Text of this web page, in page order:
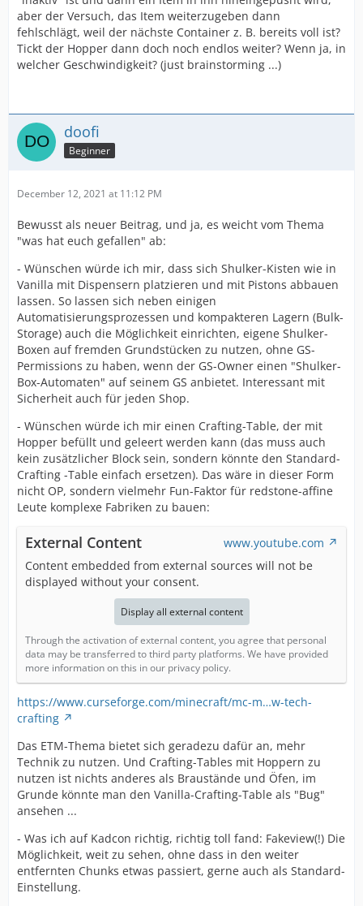
aber der Versuch, das Item weiterzugeben dann
fehlschlägt, weil der nächste Container z. B. bereits voll ist?
Tickt der Hopper dann doch noch endlos weiter? Wenn ja, in
welcher Geschwindigkeit? (just brainstorming ...)
doofi
Beginner
December 12, 2021 at 11:12 PM
Bewusst als neuer Beitrag, und ja, es weicht vom Thema
"was hat euch gefallen" ab:
- Wünschen würde ich mir, dass sich Shulker-Kisten wie in
Vanilla mit Dispensern platzieren und mit Pistons abbauen
lassen. So lassen sich neben einigen
Automatisierungsprozessen und kompakteren Lagern (Bulk-
Storage) auch die Möglichkeit einrichten, eigene Shulker-
Boxen auf fremden Grundstücken zu nutzen, ohne GS-
Permissions zu haben, wenn der GS-Owner einen "Shulker-
Box-Automaten" auf seinem GS anbietet. Interessant mit
Sicherheit auch für jeden Shop.
- Wünschen würde ich mir einen Crafting-Table, der mit
Hopper befüllt und geleert werden kann (das muss auch
kein zusätzlicher Block sein, sondern könnte den Standard-
Crafting -Table einfach ersetzen). Das wäre in dieser Form
nicht OP, sondern vielmehr Fun-Faktor für redstone-affine
Leute komplexe Fabriken zu bauen:
External Content
www.youtube.com
Content embedded from external sources will not be
displayed without your consent.
Display all external content
Through the activation of external content, you agree that personal
data may be transferred to third party platforms. We have provided
more information on this in our privacy policy.
https://www.curseforge.com/minecraft/mc-m…w-tech-
crafting
Das ETM-Thema bietet sich geradezu dafür an, mehr
Technik zu nutzen. Und Crafting-Tables mit Hoppern zu
nutzen ist nichts anderes als Braustände und Öfen, im
Grunde könnte man den Vanilla-Crafting-Table als "Bug"
ansehen ...
- Was ich auf Kadcon richtig, richtig toll fand: Fakeview(!) Die
Möglichkeit, weit zu sehen, ohne dass in den weiter
entfernten Chunks etwas passiert, gerne auch als Standard-
Einstellung.